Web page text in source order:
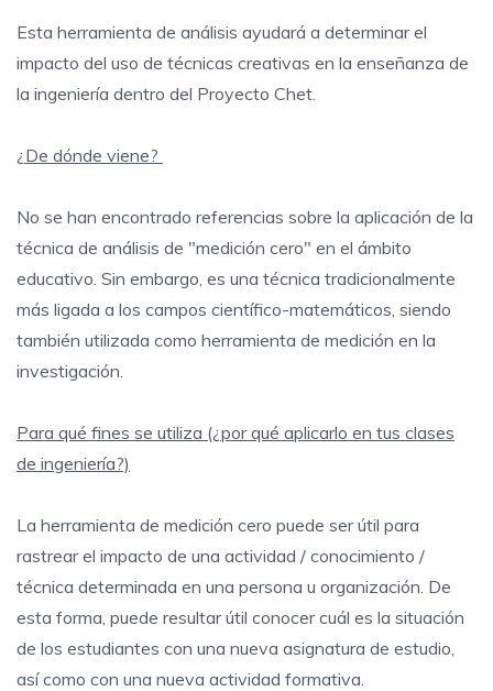
Esta herramienta de análisis ayudará a determinar el
impacto del uso de técnicas creativas en la enseñanza de
la ingeniería dentro del Proyecto Chet.
¿De dónde viene?
No se han encontrado referencias sobre la aplicación de la
técnica de análisis de "medición cero" en el ámbito
educativo. Sin embargo, es una técnica tradicionalmente
más ligada a los campos científico-matemáticos, siendo
también utilizada como herramienta de medición en la
investigación.
Para qué fines se utiliza (¿por qué aplicarlo en tus clases
de ingeniería?)
La herramienta de medición cero puede ser útil para
rastrear el impacto de una actividad / conocimiento /
técnica determinada en una persona u organización. De
esta forma, puede resultar útil conocer cuál es la situación
de los estudiantes con una nueva asignatura de estudio,
así como con una nueva actividad formativa.